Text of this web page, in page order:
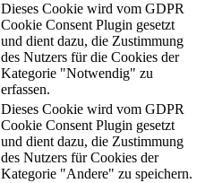
Dieses Cookie wird vom GDPR
Cookie Consent Plugin gesetzt
und dient dazu, die Zustimmung
des Nutzers für die Cookies der
Kategorie "Notwendig" zu
erfassen.
Dieses Cookie wird vom GDPR
Cookie Consent Plugin gesetzt
und dient dazu, die Zustimmung
des Nutzers für Cookies der
Kategorie "Andere" zu speichern.